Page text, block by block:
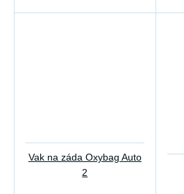
Vak na záda Oxybag Auto
2